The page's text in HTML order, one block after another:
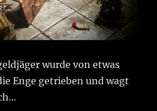
wurde von etwas
Enge getrieben und wagt